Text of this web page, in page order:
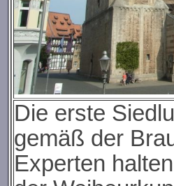
Die erste
gemäß der
Experten